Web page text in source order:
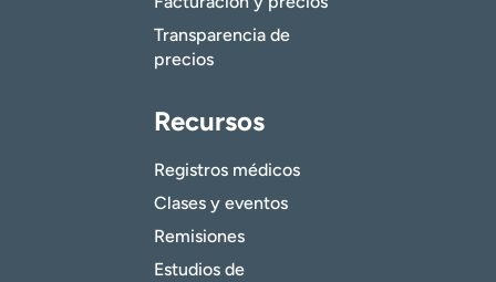
Transparencia de
precios
Recursos
Registros médicos
Clases y eventos
Remisiones
Estudios de